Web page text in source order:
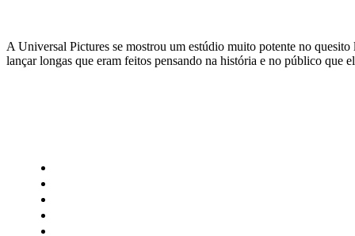
A Universal Pictures se mostrou um estúdio muito potente no
lançar longas que eram feitos pensando na história e no público